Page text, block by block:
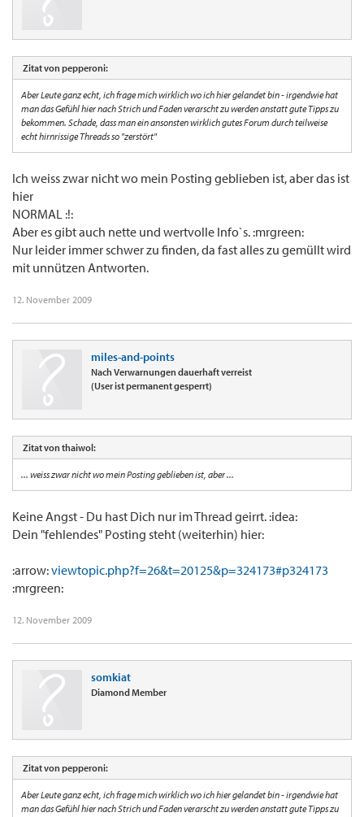
Zitat von pepperoni:
Aber Leute ganz echt, ich frage mich wirklich wo ich hier gelandet bin - irgendwie hat
man das Gefühl hier nach Strich und Faden verarscht zu werden anstatt gute Tipps zu
bekommen. Schade, dass man ein ansonsten wirklich gutes Forum durch teilweise
echt hirnrissige Threads so "zerstört"
Ich weiss zwar nicht wo mein Posting geblieben ist, aber das ist
hier
NORMAL :!:
Aber es gibt auch nette und wertvolle Info`s. :mrgreen:
Nur leider immer schwer zu finden, da fast alles zu gemüllt wird
mit unnützen Antworten.
12. November 2009
miles-and-points
Nach Verwarnungen dauerhaft verreist
(User ist permanent gesperrt)
Zitat von thaiwol:
... weiss zwar nicht wo mein Posting geblieben ist, aber ...
Keine Angst - Du hast Dich nur im Thread geirrt. :idea:
Dein "fehlendes" Posting steht (weiterhin) hier:
:arrow:viewtopic.php?f=26&t=20125&p=324173#p324173
:mrgreen:
12. November 2009
somkiat
Diamond Member
Zitat von pepperoni:
Aber Leute ganz echt, ich frage mich wirklich wo ich hier gelandet bin - irgendwie hat
man das Gefühl hier nach Strich und Faden verarscht zu werden anstatt gute Tipps zu